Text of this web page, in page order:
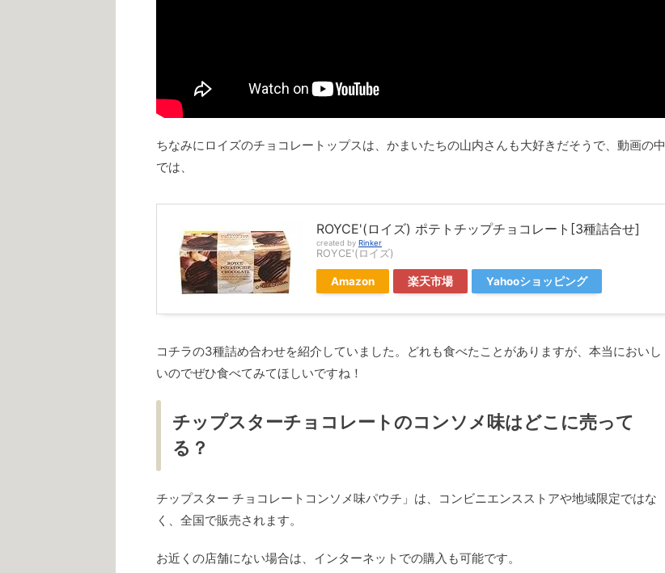
ちなみにロイズのチョコレートップスは、かまいたちの山内さんも大好きだそうで、動画の中
では、
ROYCE'(ロイズ) ポテトチップチョコレート[3種詰合せ]
created by Rinker
ROYCE'(ロイズ)
Amazon 楽天市場 Yahooショッピング
コチラの3種詰め合わせを紹介していました。どれも食べたことがありますが、本当においし
いのでぜひ食べてみてほしいですね！
チップスターチョコレートのコンソメ味はどこに売って
る？
チップスター チョコレートコンソメ味パウチ」は、コンビニエンスストアや地域限定ではな
く、全国で販売されます。
お近くの店舗にない場合は、インターネットでの購入も可能です。